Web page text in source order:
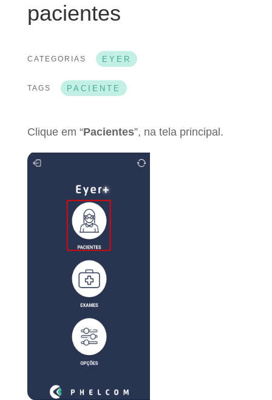
pacientes
CATEGORIAS EYER
TAGS PACIENTE
Clique em “Pacientes”, na tela principal.